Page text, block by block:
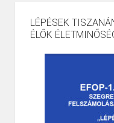
LÉPÉSEK
ÉLŐK